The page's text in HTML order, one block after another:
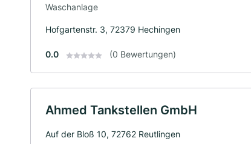
Waschanlage
Hofgartenstr. 3, 72379 Hechingen
0.0 (0 Bewertungen)
Ahmed Tankstellen GmbH
Auf der Bloß 10, 72762 Reutlingen